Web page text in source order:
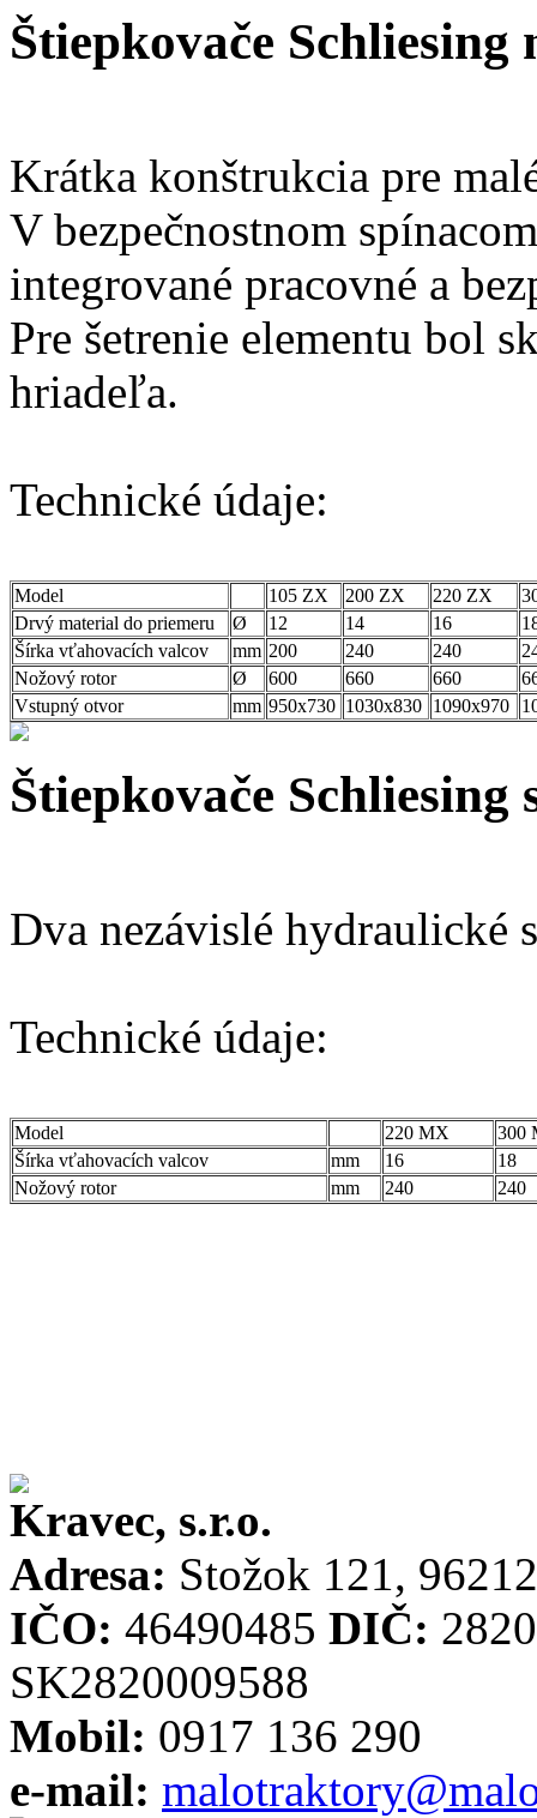
Štiepkovače Schliesing
Krátka konštrukcia pre
V bezpečnostnom
integrované pracovné a
Pre šetrenie elementu bol
hriadeľa.
Technické údaje:
Model 105 ZX 200 ZX 220 ZX
Drvý material do priemeru
Ø 12 14 16
Šírka vťahovacích valcov
mm 200 240 240
Nožový rotor
Ø 600 660 660
Vstupný otvor
mm 950x730 1030x830 1090x970
Štiepkovače Schliesing
Dva nezávislé hydraulické
Technické údaje:
Model 220 MX
300
Šírka vťahovacích valcov
mm 16
18
Nožový rotor
mm 240 240
Kravec, s.r.o.
Adresa: Stožok 121,
IČO: 46490485 DIČ:
SK2820009588
Mobil: 0917 136 290
e-mail: